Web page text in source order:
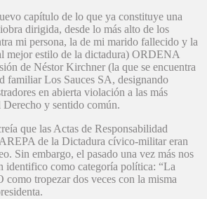
capítulo de lo que ya constituye una
dirigida, desde lo más alto de los
mi persona, la de mi marido fallecido y la
mejor estilo de la dictadura) ORDENA
de Néstor Kirchner (la que se encuentra
familiar Los Sauces SA, designando
en abierta violación a las más
Derecho y sentido común.
que las Actas de Responsabilidad
de la Dictadura cívico-militar eran
Sin embargo, el pasado una vez más nos
identifico como categoría política: “La
como tropezar dos veces con la misma